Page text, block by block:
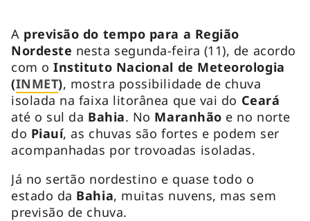
A previsão do tempo para a Região
Nordeste nesta segunda-feira (11), de acordo
com oInstituto Nacional de Meteorologia
(INMET), mostra possibilidade de chuva
isolada na faixa litorânea que vai do Ceará
até o sul da Bahia. No Maranhão e no norte
do Piauí, as chuvas são fortes e podem ser
acompanhadas por trovoadas isoladas.
Já no sertão nordestino e quase todo o
estado da Bahia, muitas nuvens, mas sem
previsão de chuva.